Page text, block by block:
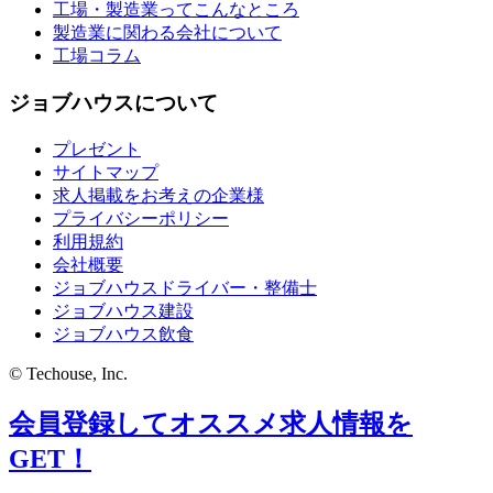
工場・製造業ってこんなところ
製造業に関わる会社について
工場コラム
ジョブハウスについて
プレゼント
サイトマップ
求人掲載をお考えの企業様
プライバシーポリシー
利用規約
会社概要
ジョブハウスドライバー・整備士
ジョブハウス建設
ジョブハウス飲食
© Techouse, Inc.
会員登録してオススメ求人情報を
GET！